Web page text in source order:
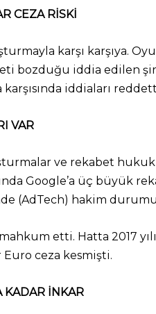
CEZA RİSKİ
karşı karşıya.
bozduğu iddia edilen
iddiaları reddetti
VAR
ve rekabet
Google’a üç büyük
(AdTech) hakim
etti. Hatta 2017
ceza kesmişti.
KADAR İNKAR